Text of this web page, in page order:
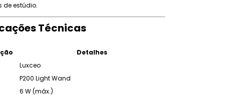
de estúdio.
Técnicas
Detalhes
Luxceo
P200 Light Wand
6 W (máx.)